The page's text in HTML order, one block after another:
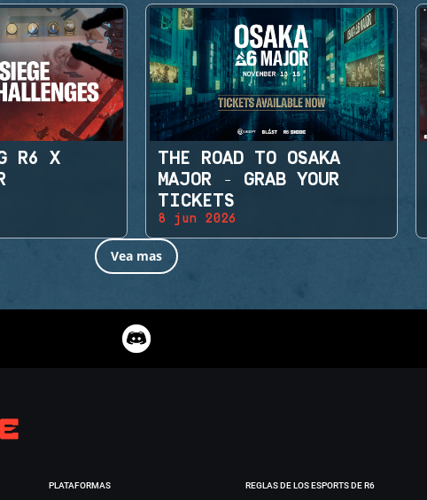
R6 X
THE ROAD TO OSAKA
MAJOR - GRAB YOUR
TICKETS
8 jun 2026
Vea mas
PLATAFORMAS REGLAS DE LOS ESPORTS DE R6